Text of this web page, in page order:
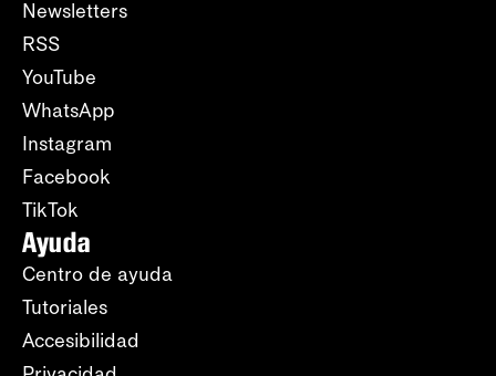
Newsletters
RSS
YouTube
WhatsApp
Instagram
Facebook
TikTok
Ayuda
Centro de ayuda
Tutoriales
Accesibilidad